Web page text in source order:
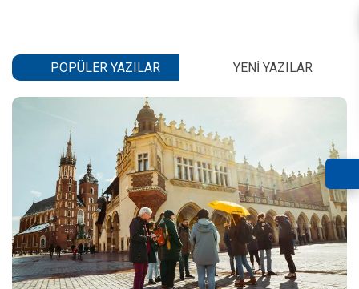
POPÜLER YAZILAR YENI YAZILAR